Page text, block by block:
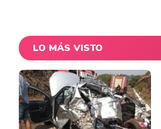
LO MÁS VISTO